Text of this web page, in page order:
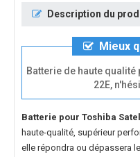
Description du
Mieux
Batterie de haute
22E,
Batterie pour Toshiba
haute-qualité, supérieur
elle répondra ou dépassera